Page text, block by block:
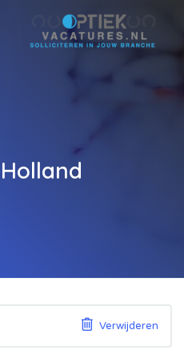
Verwijderen